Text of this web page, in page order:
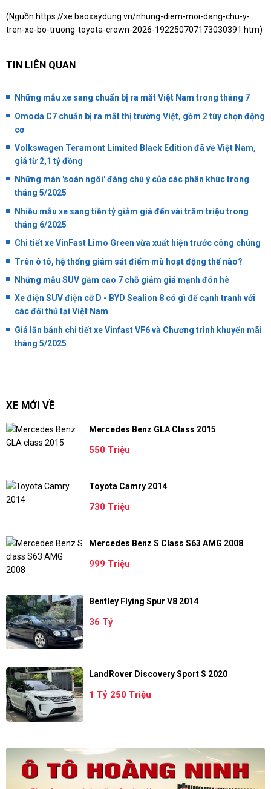
(Nguồn https://xe.baoxaydung.vn/nhung-diem-moi-dang-chu-y-
tren-xe-bo-truong-toyota-crown-2026-192250707173030391.htm)
TIN LIÊN QUAN
Những mẫu xe sang chuẩn bị ra mắt Việt Nam trong tháng 7
Omoda C7 chuẩn bị ra mắt thị trường Việt, gồm 2 tùy chọn động
cơ
Volkswagen Teramont Limited Black Edition đã về Việt Nam,
giá từ 2,1 tỷ đồng
Những màn 'soán ngôi' đáng chú ý của các phân khúc trong
tháng 5/2025
Nhiều mẫu xe sang tiền tỷ giảm giá đến vài trăm triệu trong
tháng 6/2025
Chi tiết xe VinFast Limo Green vừa xuất hiện trước công chúng
Trên ô tô, hệ thống giám sát điểm mù hoạt động thế nào?
Những mẫu SUV gầm cao 7 chỗ giảm giá mạnh đón hè
Xe điện SUV điện cỡ D - BYD Sealion 8 có gì để cạnh tranh với
các đối thủ tại Việt Nam
Giá lăn bánh chi tiết xe Vinfast VF6 và Chương trình khuyến mãi
tháng 5/2025
XE MỚI VỀ
Mercedes Benz GLA Class 2015
550 Triệu
Toyota Camry 2014
730 Triệu
Mercedes Benz S Class S63 AMG 2008
999 Triệu
Bentley Flying Spur V8 2014
36 Tỷ
LandRover Discovery Sport S 2020
1 Tỷ 250 Triệu